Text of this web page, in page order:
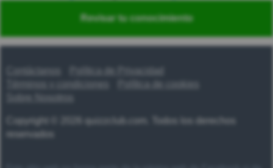
Revisar tu conocimiento
Українська हिन्दी 한국어 汉语
Contáctanos
Política de Privacidad
Términos y condiciones
Copyright © 2026 quizzclub.com. Todos los derechos
reservados